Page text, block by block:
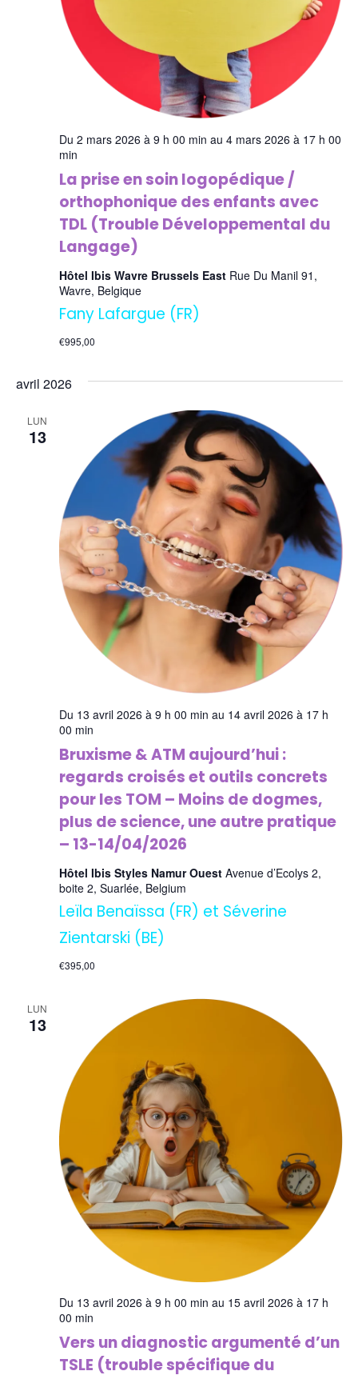
Du 2 mars 2026 à 9 h 00 min au 4 mars 2026 à 17 h 00
min
La prise en soin logopédique /
orthophonique des enfants avec
TDL (Trouble Développemental du
Langage)
Hôtel Ibis Wavre Brussels East Rue Du Manil 91,
Wavre, Belgique
Fany Lafargue (FR)
€995,00
avril 2026
LUN
13
Du 13 avril 2026 à 9 h 00 min au 14 avril 2026 à 17 h
00 min
Bruxisme & ATM aujourd’hui :
regards croisés et outils concrets
pour les TOM – Moins de dogmes,
plus de science, une autre pratique
– 13-14/04/2026
Hôtel Ibis Styles Namur Ouest Avenue d’Ecolys 2,
boite 2, Suarlée, Belgium
Leïla Benaïssa (FR) et Séverine
Zientarski (BE)
€395,00
LUN
13
Du 13 avril 2026 à 9 h 00 min au 15 avril 2026 à 17 h
00 min
Vers un diagnostic argumenté d’un
TSLE (trouble spécifique du